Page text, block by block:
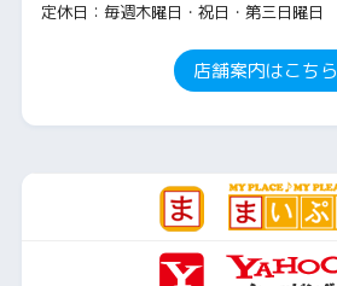
定休日：毎週木曜日・祝日・第三日曜日
店舗案内はこちら